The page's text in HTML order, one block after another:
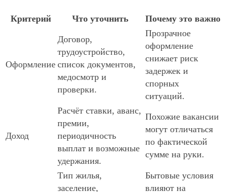
Критерий Что уточнить Почему это важно
Оформление
Договор,
трудоустройство,
список документов,
медосмотр и
проверки.
Прозрачное
оформление
снижает риск
задержек и
спорных
ситуаций.
Доход
Расчёт ставки, аванс,
премии,
периодичность
выплат и возможные
удержания.
Похожие вакансии
могут отличаться
по фактической
сумме на руки.
Тип жилья,
заселение,
Бытовые условия
влияют на